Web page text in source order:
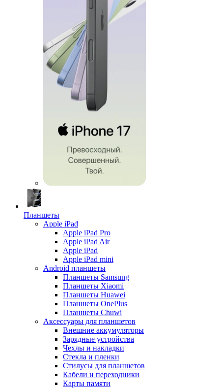
Планшеты
Apple iPad
Apple iPad Pro
Apple iPad Air
Apple iPad
Apple iPad mini
Android планшеты
Планшеты Samsung
Планшеты Xiaomi
Планшеты Huawei
Планшеты OnePlus
Планшеты Chuwi
Аксессуары для планшетов
Внешние аккумуляторы
Зарядные устройства
Чехлы и накладки
Стекла и пленки
Стилусы для планшетов
Кабели и переходники
Карты памяти